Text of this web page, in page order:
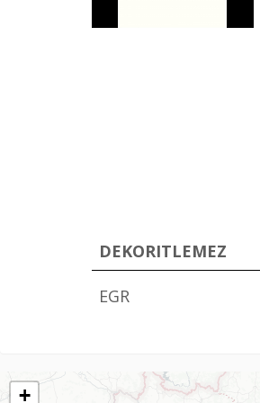
DEKORITLEMEZ
EGR
+